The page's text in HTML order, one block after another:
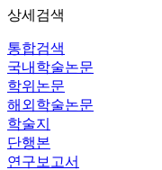
상세검색
통합검색
국내학술논문
학위논문
해외학술논문
학술지
단행본
연구보고서